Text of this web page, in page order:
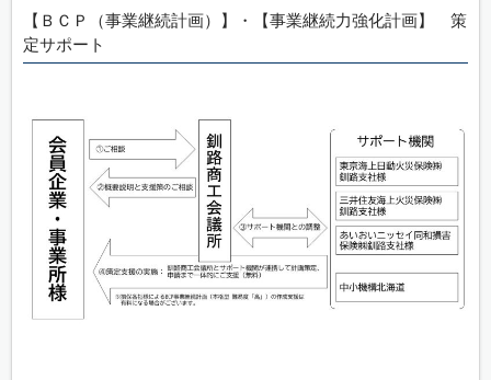
【ＢＣＰ（事業継続計画）】・【事業継続力強化計画】 策
定サポート